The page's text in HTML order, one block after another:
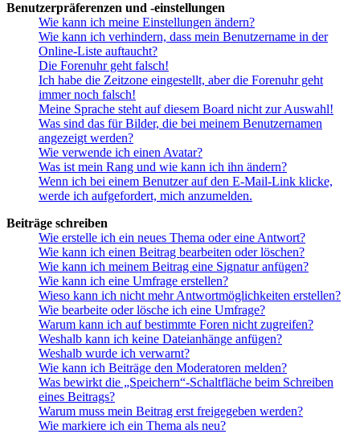
Benutzerpräferenzen und -einstellungen
Wie kann ich meine Einstellungen ändern?
Wie kann ich verhindern, dass mein Benutzername in der
Online-Liste auftaucht?
Die Forenuhr geht falsch!
Ich habe die Zeitzone eingestellt, aber die Forenuhr geht
immer noch falsch!
Meine Sprache steht auf diesem Board nicht zur Auswahl!
Was sind das für Bilder, die bei meinem Benutzernamen
angezeigt werden?
Wie verwende ich einen Avatar?
Was ist mein Rang und wie kann ich ihn ändern?
Wenn ich bei einem Benutzer auf den E-Mail-Link klicke,
werde ich aufgefordert, mich anzumelden.
Beiträge schreiben
Wie erstelle ich ein neues Thema oder eine Antwort?
Wie kann ich einen Beitrag bearbeiten oder löschen?
Wie kann ich meinem Beitrag eine Signatur anfügen?
Wie kann ich eine Umfrage erstellen?
Wieso kann ich nicht mehr Antwortmöglichkeiten erstellen?
Wie bearbeite oder lösche ich eine Umfrage?
Warum kann ich auf bestimmte Foren nicht zugreifen?
Weshalb kann ich keine Dateianhänge anfügen?
Weshalb wurde ich verwarnt?
Wie kann ich Beiträge den Moderatoren melden?
Was bewirkt die „Speichern“-Schaltfläche beim Schreiben
eines Beitrags?
Warum muss mein Beitrag erst freigegeben werden?
Wie markiere ich ein Thema als neu?